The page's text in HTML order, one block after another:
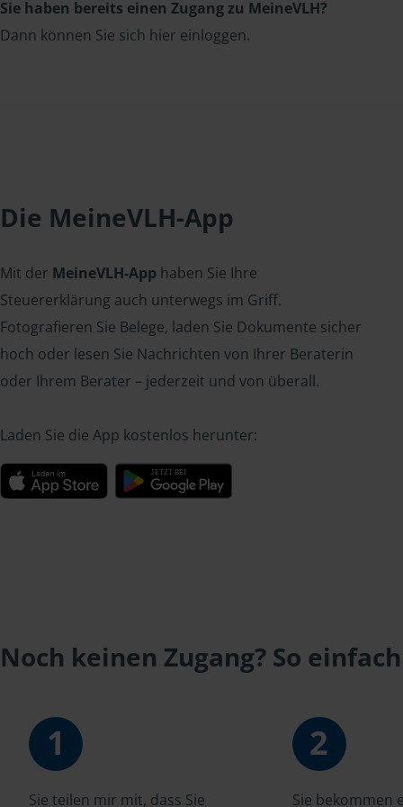
Sie haben bereits einen Zugang zu MeineVLH?
Dann können Sie sich hier einloggen.
Die MeineVLH-App
Mit der MeineVLH-App haben Sie Ihre
Steuererklärung auch unterwegs im Griff.
Fotografieren Sie Belege, laden Sie Dokumente sicher
hoch oder lesen Sie Nachrichten von Ihrer Beraterin
oder Ihrem Berater – jederzeit und von überall.
Laden Sie die App kostenlos herunter:
Noch keinen Zugang? So
1
Sie teilen mir mit, dass Sie
2
Sie bekommen